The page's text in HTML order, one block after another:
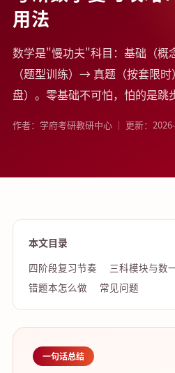
用法
数学是"慢功夫"科目：基础（
（题型训练）→ 真题（按套限
盘）。零基础不可怕，怕的是跳
作者：学府考研教研中心 ｜ 更新：
本文目录
四阶段复习节奏
三科模块与数
错题本怎么做
常见问题
一句话总结